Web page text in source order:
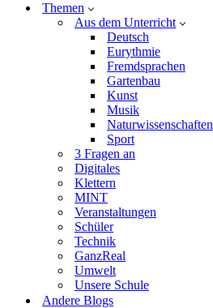
Themen
Aus dem Unterricht
Deutsch
Eurythmie
Fremdsprachen
Gartenbau
Kunst
Musik
Naturwissenschaften
Sport
3 Fragen an
Digitales
Klettern
MINT
Veranstaltungen
Schüler
Technik
GanzReal
Umwelt
Unsere Schule
Andere Blogs